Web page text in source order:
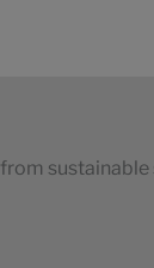
sustainable